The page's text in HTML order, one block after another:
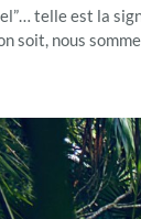
telle est la
soit, nous